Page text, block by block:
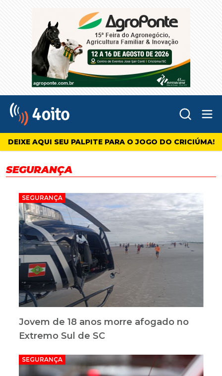
4oito
DEIXE AQUI SEU PALPITE PARA O JOGO DO CRICIÚMA!
SEGURANÇA
SEGURANÇA
Jovem de 18 anos morre afogado no
Extremo Sul de SC
SEGURANÇA